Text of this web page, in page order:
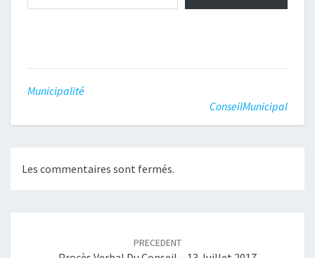
Municipalité
ConseilMunicipal
Les commentaires sont fermés.
PRECEDENT